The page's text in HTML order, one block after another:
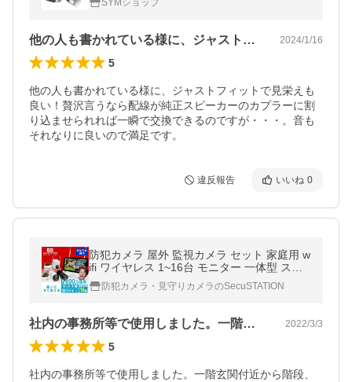
SYMショップ
他の人も書かれている様に、ジャストフィ… 2024/1/16
5
他の人も書かれている様に、ジャストフィットで見栄えも
良い！贅沢言うなら配線が純正スピーカーのカプラーに割
り込ませられれば一瞬で交換できるのですが・・・。音も
それなりに良いので満足です。
違反報告 いいね 0
防犯カメラ 屋外 監視カメラ セット 家庭用 w
ifi ワイヤレス 1~16台 モニター 一体型 スマ
ホ遠隔監視 リピーター機能 DN65K
防犯カメラ・見守りカメラのSecuSTATION
社内の事務所等で使用しました。一階玄関… 2022/3/3
5
社内の事務所等で使用しました。一階玄関付近から階段、